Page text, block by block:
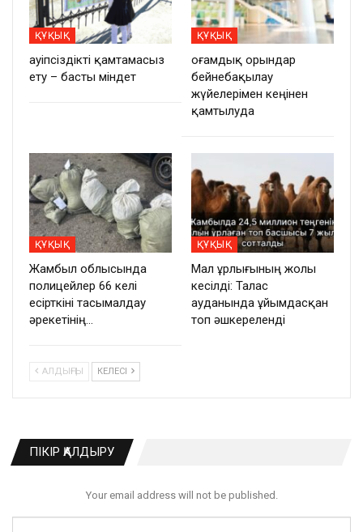
ҚҰҚЫҚ
Қауіпсіздікті қамтамасыз
ету – басты міндет
ҚҰҚЫҚ
Қоғамдық орындар
бейнебақылау
жүйелерімен кеңінен
қамтылуда
ҚҰҚЫҚ
Жамбыл облысында
полицейлер 66 келі
есірткіні тасымалдау
әрекетінің…
ҚҰҚЫҚ
Мал ұрлығының жолы
кесілді: Талас
ауданында ұйымдасқан
топ әшкереленді
АЛДЫҢҒЫ КЕЛЕСІ
ПІКІР ҚАЛДЫРУ
Your email address will not be published.